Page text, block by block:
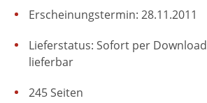
Erscheinungstermin: 28.11.2011
Lieferstatus: Sofort per Download
lieferbar
245 Seiten